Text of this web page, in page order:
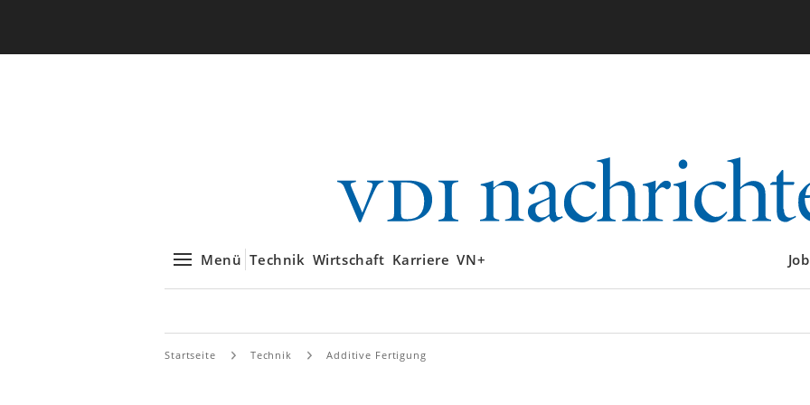
Menü Technik Wirtschaft Karriere VN+
Startseite Technik Additive Fertigung